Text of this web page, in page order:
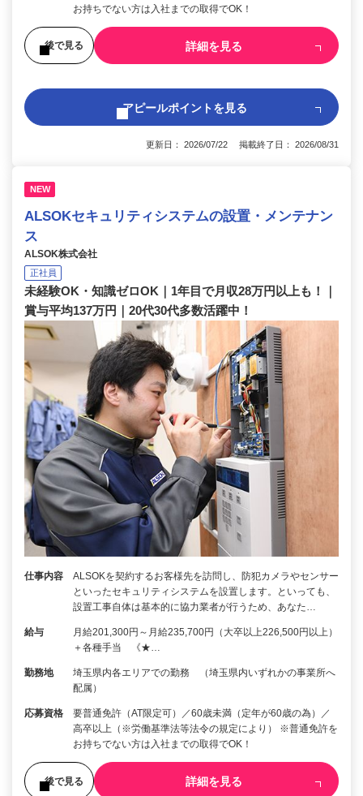
お持ちでない方は入社までの取得でOK！
後で見る 詳細を見る
アピールポイントを見る
更新日： 2026/07/22 掲載終了日： 2026/08/31
NEW
ALSOKセキュリティシステムの設置・メンテナン
ス
ALSOK株式会社
正社員
未経験OK・知識ゼロOK｜1年目で月収28万円以上も！｜
賞与平均137万円｜20代30代多数活躍中！
仕事内容
ALSOKを契約するお客様先を訪問し、防犯カメラやセンサー
といったセキュリティシステムを設置します。といっても、
設置工事自体は基本的に協力業者が行うため、あなた…
給与
月給201,300円～月給235,700円（大卒以上226,500円以上）
＋各種手当 《★…
勤務地
埼玉県内各エリアでの勤務 （埼玉県内いずれかの事業所へ
配属）
応募資格
要普通免許（AT限定可）／60歳未満（定年が60歳の為）／
高卒以上（※労働基準法等法令の規定により） ※普通免許を
お持ちでない方は入社までの取得でOK！
後で見る 詳細を見る